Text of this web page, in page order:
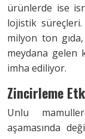
ürünlerde ise
lojistik
milyon ton gıda,
meydana gelen
imha ediliyor.
Zincirleme
Unlu
aşamasında